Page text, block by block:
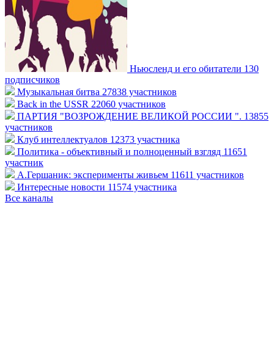
Ньюсленд и его обитатели 130
подписчиков
Музыкальная битва 27838 участников
Back in the USSR 22060 участников
ПАРТИЯ "ВОЗРОЖДЕНИЕ ВЕЛИКОЙ РОССИИ ". 13855
участников
Клуб интеллектуалов 12373 участника
Политика - объективный и полноценный взгляд 11651
участник
А.Гершаник: эксперименты живьем 11611 участников
Интересные новости 11574 участника
Все каналы